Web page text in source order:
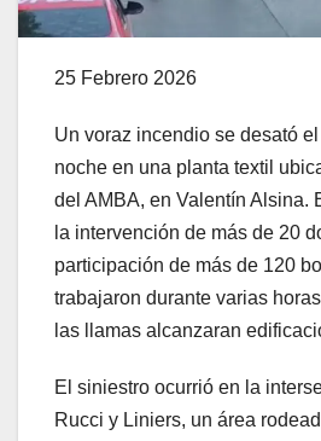
25 Febrero 2026
Un voraz incendio se desató
noche en una planta textil
del AMBA, en Valentín Alsina.
la intervención de más de 20
participación de más de 120
trabajaron durante varias
las llamas alcanzaran
El siniestro ocurrió en la
Rucci y Liniers, un área